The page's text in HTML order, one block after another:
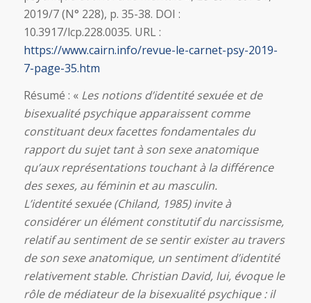
2019/7 (N° 228), p. 35-38. DOI :
10.3917/lcp.228.0035. URL :
https://www.cairn.info/revue-le-carnet-psy-2019-
7-page-35.htm
Résumé : « Les notions d’identité sexuée et de
bisexualité psychique apparaissent comme
constituant deux facettes fondamentales du
rapport du sujet tant à son sexe anatomique
qu’aux représentations touchant à la différence
des sexes, au féminin et au masculin.
L’identité sexuée (Chiland, 1985) invite à
considérer un élément constitutif du narcissisme,
relatif au sentiment de se sentir exister au travers
de son sexe anatomique, un sentiment d’identité
relativement stable. Christian David, lui, évoque le
rôle de médiateur de la bisexualité psychique : il